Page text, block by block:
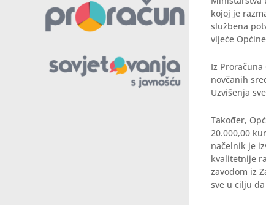
kojoj je
službena
vijeće
Iz
novčanih
Uzvišenja
Također,
20.000,00
načelnik je
kvalitetnije
zavodom iz
sve u cilju